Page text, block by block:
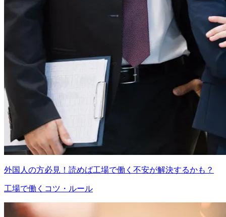
外国人の方必見！読めば工場で働く不安が解決するかも？
工場で働くコツ・ルール